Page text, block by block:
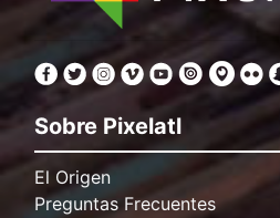
Sobre Pixelatl
El Origen
Preguntas Frecuentes